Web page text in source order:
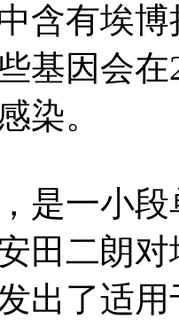
含有埃
基因会
染。
是一小
田二朗
出了适